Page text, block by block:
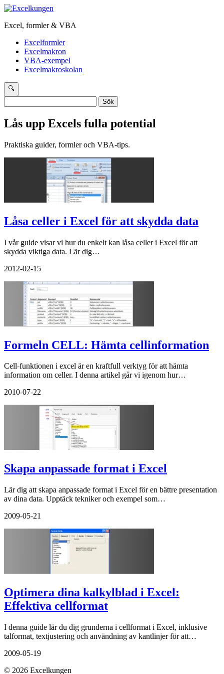
Excel, formler & VBA
Excelformler
Excelmakron
VBA-exempel
Excelmakroskolan
🔍
efter:
Lås upp Excels fulla potential
Praktiska guider, formler och VBA-tips.
Låsa celler i Excel för att skydda data
I vår guide visar vi hur du enkelt kan låsa celler i Excel för att
skydda viktiga data. Lär dig…
2012-02-15
Formeln CELL: Hämta cellinformation
Cell-funktionen i excel är en kraftfull verktyg för att hämta
information om celler. I denna artikel går vi igenom hur…
2010-07-22
Skapa anpassade format i Excel
Lär dig att skapa anpassade format i Excel för en bättre presentation
av dina data. Upptäck tekniker och exempel som…
2009-05-21
Optimera dina kalkylblad i Excel:
Effektiva cellformat
I denna guide lär du dig grunderna i cellformat i Excel, inklusive
talformat, textjustering och användning av kantlinjer för att…
2009-05-19
© 2026 Excelkungen